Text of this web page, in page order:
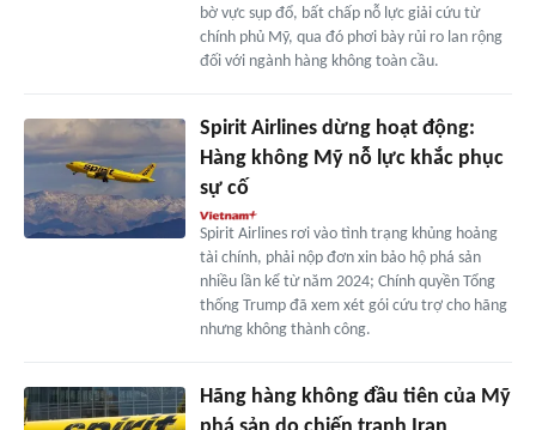
bờ vực sụp đổ, bất chấp nỗ lực giải cứu từ
chính phủ Mỹ, qua đó phơi bày rủi ro lan rộng
đối với ngành hàng không toàn cầu.
Spirit Airlines dừng hoạt động:
Hàng không Mỹ nỗ lực khắc phục
sự cố
Spirit Airlines rơi vào tình trạng khủng hoảng
tài chính, phải nộp đơn xin bảo hộ phá sản
nhiều lần kể từ năm 2024; Chính quyền Tổng
thống Trump đã xem xét gói cứu trợ cho hãng
nhưng không thành công.
Hãng hàng không đầu tiên của Mỹ